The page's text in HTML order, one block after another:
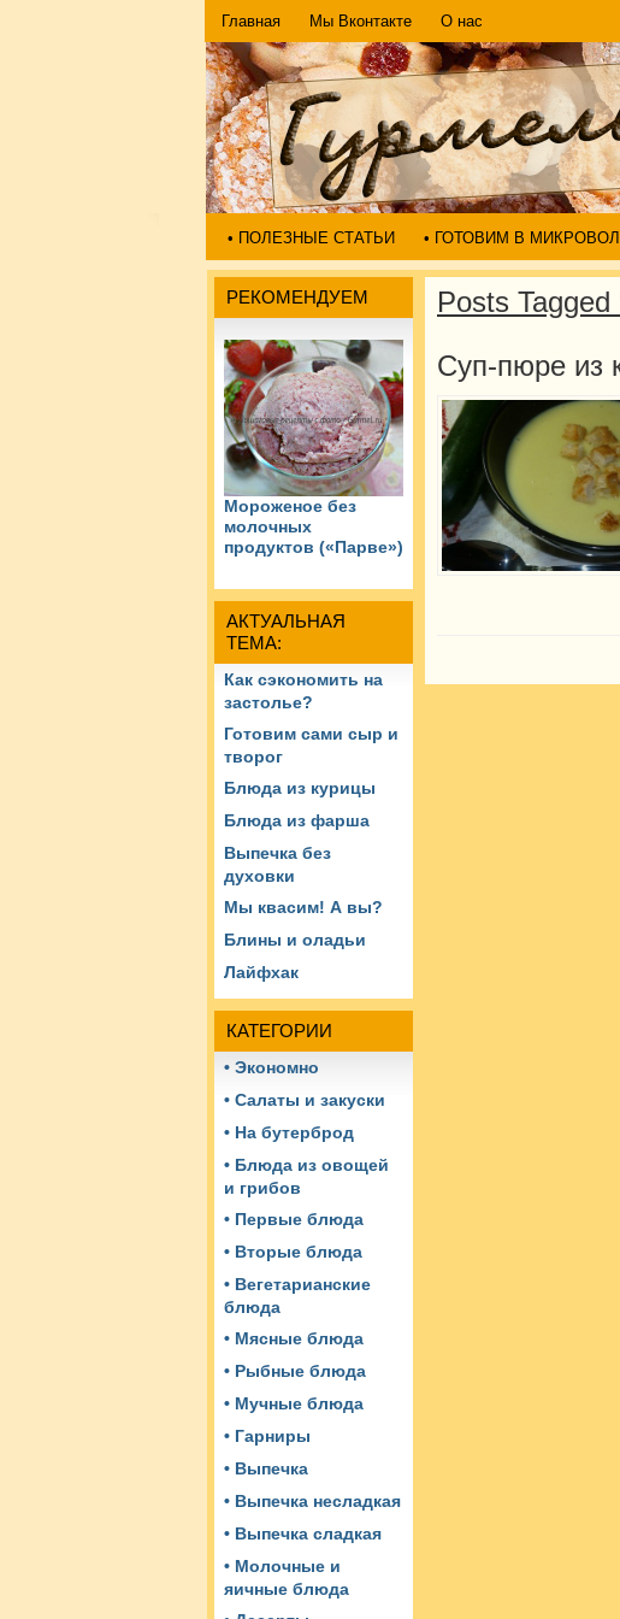
Главная Мы Вконтакте О нас
• ПОЛЕЗНЫЕ СТАТЬИ • ГОТОВИМ В
РЕКОМЕНДУЕМ
Мороженое без
молочных
продуктов («Парве»)
АКТУАЛЬНАЯ
ТЕМА:
Как сэкономить на
застолье?
Готовим сами сыр и
творог
Блюда из курицы
Блюда из фарша
Выпечка без
духовки
Мы квасим! А вы?
Блины и оладьи
Лайфхак
КАТЕГОРИИ
• Экономно
• Салаты и закуски
• На бутерброд
• Блюда из овощей
и грибов
• Первые блюда
• Вторые блюда
• Вегетарианские
блюда
• Мясные блюда
• Рыбные блюда
• Мучные блюда
• Гарниры
• Выпечка
• Выпечка несладкая
• Выпечка сладкая
• Молочные и
яичные блюда
Posts Tagged
Суп-пюре из